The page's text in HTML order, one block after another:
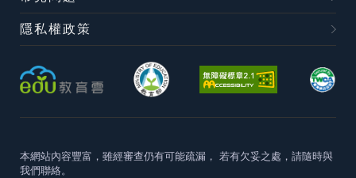
隱私權政策
本網站內容豐富，雖經審查仍有可能疏漏， 若有欠妥之處，請隨時與
我們聯絡。